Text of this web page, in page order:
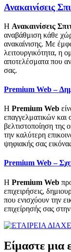
Ανακαινίσεις
Η Ανακαινίσεις
αναβάθμιση κάθε
ανακαίνισης. Με
λειτουργικότητα, η
αποτελέσματα που
σας.
Premium Web –
Η Premium Web
επαγγελματικών και
βελτιστοποίηση της
την καλύτερη
ψηφιακής σας
Premium Web –
Η Premium Web
επιχειρήσεις,
που ενισχύουν την
επιχείρησής σας
Είμαστε μια